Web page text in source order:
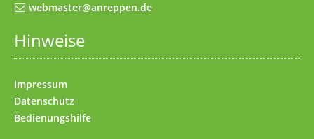
webmaster@anreppen.de
Hinweise
Impressum
Datenschutz
Bedienungshilfe